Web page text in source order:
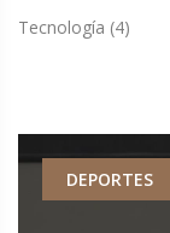
Tecnología (4)
DEPORTES